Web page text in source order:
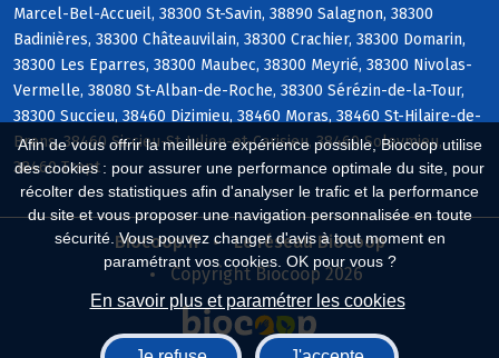
Afin de vous offrir la meilleure expérience possible, Biocoop utilise
des cookies : pour assurer une performance optimale du site, pour
récolter des statistiques afin d'analyser le trafic et la performance
du site et vous proposer une navigation personnalisée en toute
sécurité. Vous pouvez changer d'avis à tout moment en
paramétrant vos cookies. OK pour vous ?
En savoir plus et paramétrer les cookies
Marcel-Bel-Accueil, 38300 St-Savin, 38890 Salagnon, 38300
Badinières, 38300 Châteauvilain, 38300 Crachier, 38300 Domarin,
38300 Les Eparres, 38300 Maubec, 38300 Meyrié, 38300 Nivolas-
Vermelle, 38080 St-Alban-de-Roche, 38300 Sérézin-de-la-Tour,
38300 Succieu, 38460 Dizimieu, 38460 Moras, 38460 St-Hilaire-de-
Brens, 38460 Siccieu-St-Julien-et-Carisieu, 38460 Soleymieu,
38460 Trept
Biocoop.fr
Le réseau Biocoop
Copyright Biocoop 2026